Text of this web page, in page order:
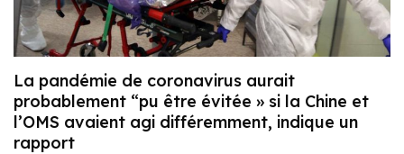
La pandémie de coronavirus aurait
probablement “pu être évitée » si la Chine et
l’OMS avaient agi différemment, indique un
rapport